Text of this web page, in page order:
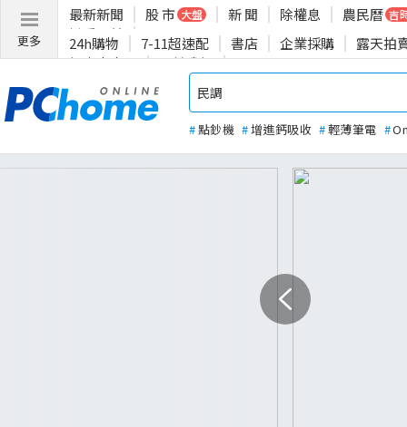
更多
最新新聞 股 市 大盤 新 聞 除權息 農民曆 吉
揪愛公益
24h購物 7-11超速配 書店 企業採購
露天拍
投資人專區
關於我們
#點鈔機 #增進鈣吸收 #輕薄筆電 #